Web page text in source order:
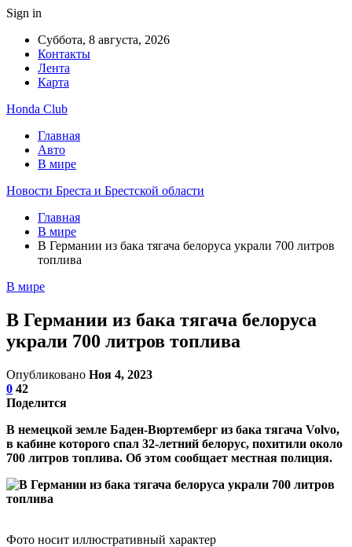
Sign in
Суббота, 8 августа, 2026
Контакты
Лента
Карта
Honda Club
Главная
Авто
В мире
Новости Бреста и Брестской области
Главная
В мире
В Германии из бака тягача белоруса украли 700 литров
топлива
В мире
В Германии из бака тягача белоруса
украли 700 литров топлива
Опубликовано Ноя 4, 2023
0 42
Поделится
В немецкой земле Баден-Вюртемберг из бака тягача Volvo,
в кабине которого спал 32-летний белорус, похитили около
700 литров топлива. Об этом сообщает местная полиция.
Фото носит иллюстративный характер